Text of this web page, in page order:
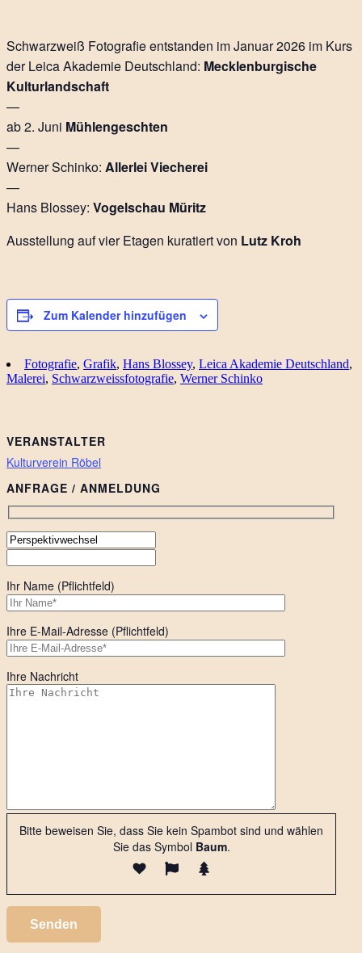
Schwarzweiß Fotografie entstanden im Januar 2026 im Kurs
der Leica Akademie Deutschland: Mecklenburgische
Kulturlandschaft
—
ab 2. Juni Mühlengeschten
—
Werner Schinko: Allerlei Viecherei
—
Hans Blossey: Vogelschau Müritz
Ausstellung auf vier Etagen kuratiert von Lutz Kroh
Zum Kalender hinzufügen
Fotografie, Grafik, Hans Blossey, Leica Akademie Deutschland,
Malerei, Schwarzweissfotografie, Werner Schinko
VERANSTALTER
Kulturverein Röbel
ANFRAGE / ANMELDUNG
Ihr Name (Pflichtfeld)
Ihre E-Mail-Adresse (Pflichtfeld)
Ihre Nachricht
Bitte beweisen Sie, dass Sie kein Spambot sind und wählen
Sie das SymbolBaum.